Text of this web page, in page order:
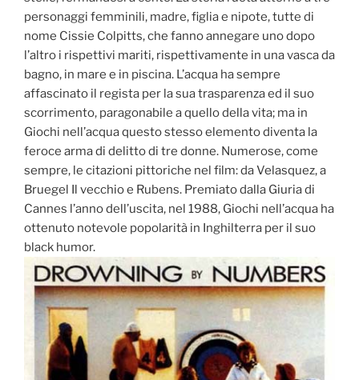
personaggi femminili, madre, figlia e nipote, tutte di
nome Cissie Colpitts, che fanno annegare uno dopo
l’altro i rispettivi mariti, rispettivamente in una vasca da
bagno, in mare e in piscina. L’acqua ha sempre
affascinato il regista per la sua trasparenza ed il suo
scorrimento, paragonabile a quello della vita; ma in
Giochi nell’acqua questo stesso elemento diventa la
feroce arma di delitto di tre donne. Numerose, come
sempre, le citazioni pittoriche nel film: da Velasquez, a
Bruegel Il vecchio e Rubens. Premiato dalla Giuria di
Cannes l’anno dell’uscita, nel 1988, Giochi nell’acqua ha
ottenuto notevole popolarità in Inghilterra per il suo
black humor.